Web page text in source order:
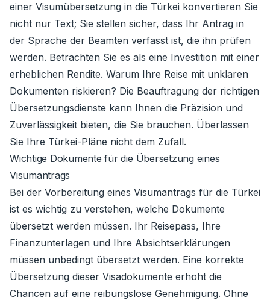
einer Visumübersetzung in die Türkei konvertieren Sie
nicht nur Text; Sie stellen sicher, dass Ihr Antrag in
der Sprache der Beamten verfasst ist, die ihn prüfen
werden. Betrachten Sie es als eine Investition mit einer
erheblichen Rendite. Warum Ihre Reise mit unklaren
Dokumenten riskieren? Die Beauftragung der richtigen
Übersetzungsdienste kann Ihnen die Präzision und
Zuverlässigkeit bieten, die Sie brauchen. Überlassen
Sie Ihre Türkei-Pläne nicht dem Zufall.
Wichtige Dokumente für die Übersetzung eines
Visumantrags
Bei der Vorbereitung eines Visumantrags für die Türkei
ist es wichtig zu verstehen, welche Dokumente
übersetzt werden müssen. Ihr Reisepass, Ihre
Finanzunterlagen und Ihre Absichtserklärungen
müssen unbedingt übersetzt werden. Eine korrekte
Übersetzung dieser Visadokumente erhöht die
Chancen auf eine reibungslose Genehmigung. Ohne